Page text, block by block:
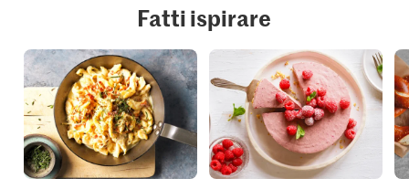
Fatti ispirare